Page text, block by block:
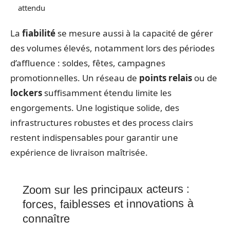
attendu
La fiabilité se mesure aussi à la capacité de gérer
des volumes élevés, notamment lors des périodes
d’affluence : soldes, fêtes, campagnes
promotionnelles. Un réseau de points relais ou de
lockers suffisamment étendu limite les
engorgements. Une logistique solide, des
infrastructures robustes et des process clairs
restent indispensables pour garantir une
expérience de livraison maîtrisée.
Zoom sur les principaux acteurs :
forces, faiblesses et innovations à
connaître